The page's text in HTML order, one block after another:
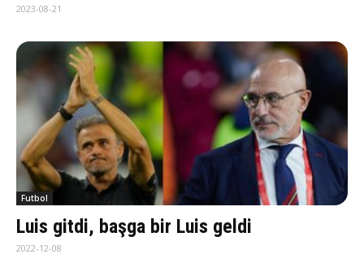
2023-08-21
Futbol
Luis gitdi, başga bir Luis geldi
2022-12-08